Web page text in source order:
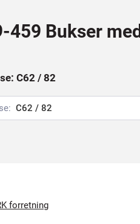
459 Bukser med
C62 / 82
C62 / 82
forretning